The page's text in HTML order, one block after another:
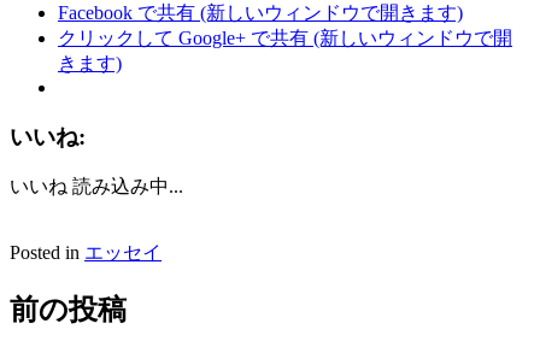
Facebook で共有 (新しいウィンドウで開きます)
クリックして Google+ で共有 (新しいウィンドウで開
きます)
いいね:
いいね 読み込み中...
Posted in エッセイ
前の投稿